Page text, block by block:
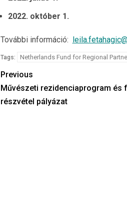
2022. október 1.
További információ:
Tags: Netherlands Fund for Regional
Previous
Művészeti rezidenciaprogram és
részvétel pályázat